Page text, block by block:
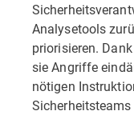
Analysetools
priorisieren.
sie Angriffe
nötigen